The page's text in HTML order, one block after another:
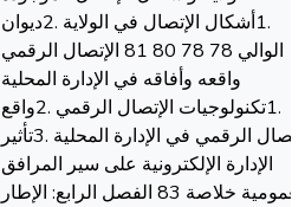
.1أشكال الإتصال في الولاية .2ديوان
الوالي 78 78 80 81 الإتصال الرقمي
واقعه وأفاقه في الإدارة المحلية
.1تكنولوجيات الإتصال الرقمي .2واقع
الإتصال الرقمي في الإدارة المحلية .3تأثير
الإدارة الإلكترونية على سير المرافق
العمومية خلاصة 83 الفصل الرابع: الإطار